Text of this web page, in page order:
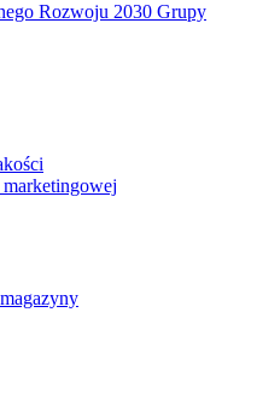
Rozwoju 2030 Grupy